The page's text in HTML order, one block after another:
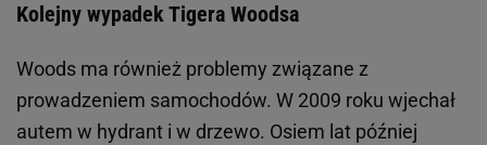
Kolejny wypadek Tigera Woodsa
Woods ma również problemy związane z
prowadzeniem samochodów. W 2009 roku wjechał
autem w hydrant i w drzewo. Osiem lat później